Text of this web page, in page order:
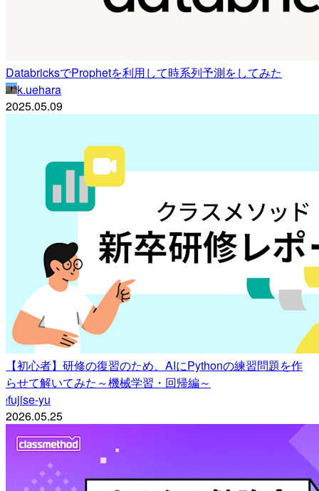
DatabricksでProphetを利用して時系列予測をしてみた
k.uehara
2025.05.09
【初心者】研修の復習のため、AIにPythonの練習問題を作
らせて解いてみた～機械学習・回帰編～
ffujise-yu
2026.05.25